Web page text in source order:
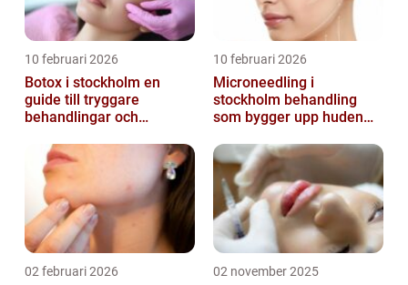
10 februari 2026
Botox i stockholm en
guide till tryggare
behandlingar och
10 februari 2026
Microneedling i
stockholm behandling
som bygger upp huden
02 februari 2026 02 november 2025